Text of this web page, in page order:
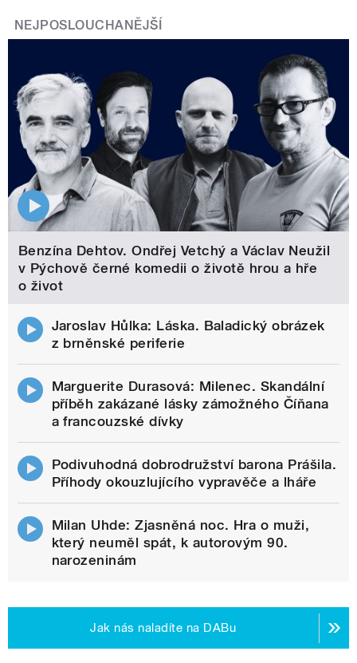
NEJPOSLOUCHANĚJŠÍ
Benzína Dehtov. Ondřej Vetchý a Václav Neužil
v Pýchově černé komedii o životě hrou a hře
o život
Jaroslav Hůlka: Láska. Baladický obrázek
z brněnské periferie
Marguerite Durasová: Milenec. Skandální
příběh zakázané lásky zámožného Číňana
a francouzské dívky
Podivuhodná dobrodružství barona Prášila.
Příhody okouzlujícího vypravěče a lháře
Milan Uhde: Zjasněná noc. Hra o muži,
který neuměl spát, k autorovým 90.
narozeninám
Jak nás naladíte na DABu